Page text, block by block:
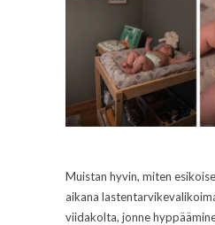
Muistan hyvin, miten
aikana
viidakolta, jonne